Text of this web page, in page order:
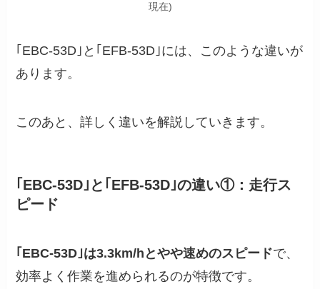
現在)
｢EBC-53D｣と｢EFB-53D｣には、このような違いが
あります。
このあと、詳しく違いを解説していきます。
｢EBC-53D｣と｢EFB-53D｣の違い①：走行ス
ピード
｢EBC-53D｣は3.3km/hとやや速めのスピードで、
効率よく作業を進められるのが特徴です。